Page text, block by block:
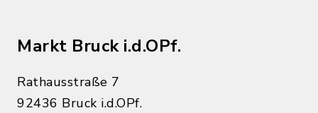
Markt Bruck i.d.OPf.
Rathausstraße 7
92436 Bruck i.d.OPf.